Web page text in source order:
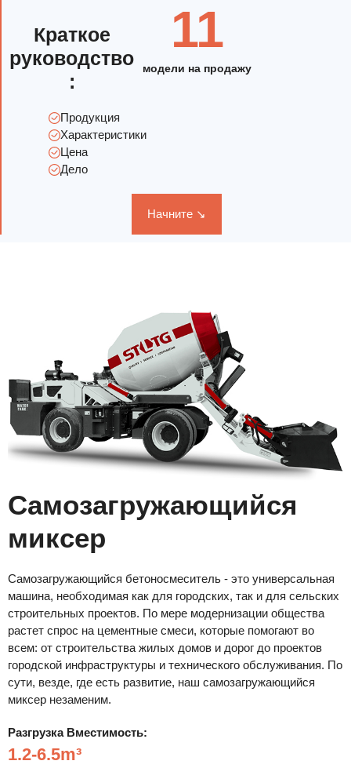
Краткое
руководство
:
11
модели на продажу
Продукция
Характеристики
Цена
Дело
Начните ↘
Самозагружающийся
миксер
Самозагружающийся бетоносмеситель - это универсальная
машина, необходимая как для городских, так и для сельских
строительных проектов. По мере модернизации общества
растет спрос на цементные смеси, которые помогают во
всем: от строительства жилых домов и дорог до проектов
городской инфраструктуры и технического обслуживания. По
сути, везде, где есть развитие, наш самозагружающийся
миксер незаменим.
Разгрузка Вместимость:
1.2-6.5m³